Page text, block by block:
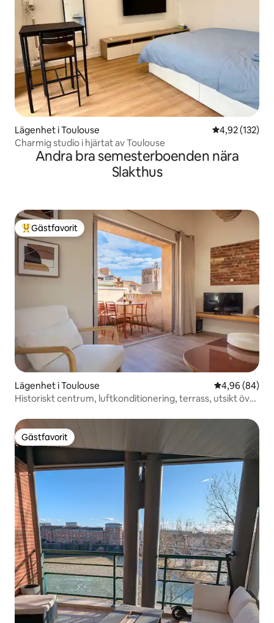
Lägenhet i Toulouse 4,92 av 5 i
4,92 (132)
Charmig studio i hjärtat av Toulouse
Andra bra semesterboenden nära
Slakthus
Populär gästfavorit
Gästfavorit
Lägenhet i Toulouse 4,96 av 5 i
4,96 (84)
Historiskt centrum, luftkonditionering, terrass, utsikt över
Gästfavorit
Gästfavorit